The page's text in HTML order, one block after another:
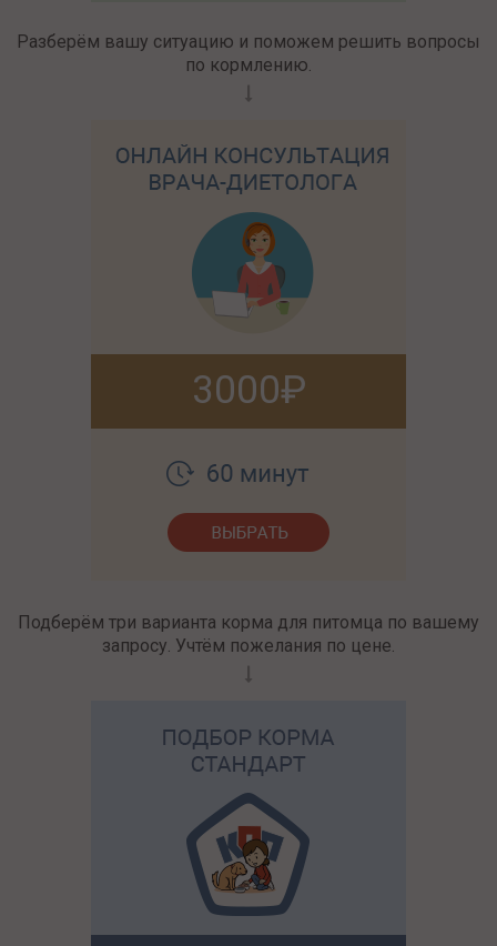
Разберём вашу ситуацию и поможем решить вопросы
по кормлению.
3000
Подберём три варианта корма для питомца по вашему
запросу. Учтём пожелания по цене.